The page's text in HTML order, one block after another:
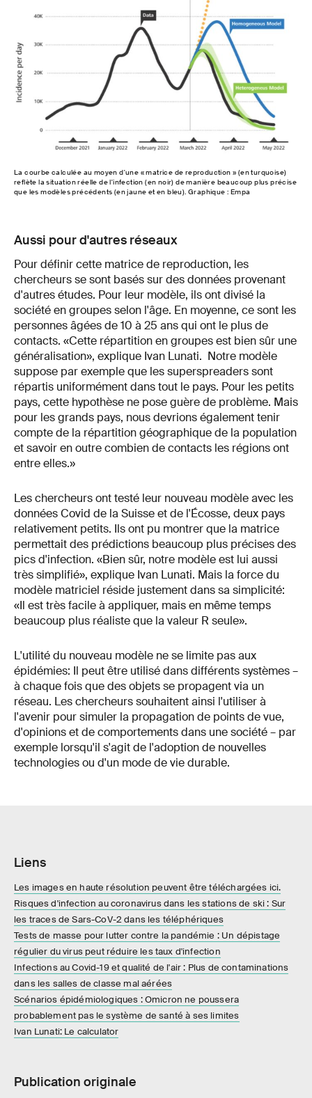
La courbe calculée au moyen d'une « matrice de reproduction » (en turquoise)
reflète la situation réelle de l'infection (en noir) de manière beaucoup plus précise
que les modèles précédents (en jaune et en bleu). Graphique : Empa
Aussi pour d'autres réseaux
Pour définir cette matrice de reproduction, les
chercheurs se sont basés sur des données provenant
d'autres études. Pour leur modèle, ils ont divisé la
société en groupes selon l'âge. En moyenne, ce sont les
personnes âgées de 10 à 25 ans qui ont le plus de
contacts. «Cette répartition en groupes est bien sûr une
généralisation», explique Ivan Lunati. Notre modèle
suppose par exemple que les superspreaders sont
répartis uniformément dans tout le pays. Pour les petits
pays, cette hypothèse ne pose guère de problème. Mais
pour les grands pays, nous devrions également tenir
compte de la répartition géographique de la population
et savoir en outre combien de contacts les régions ont
entre elles.»
Les chercheurs ont testé leur nouveau modèle avec les
données Covid de la Suisse et de l'Écosse, deux pays
relativement petits. Ils ont pu montrer que la matrice
permettait des prédictions beaucoup plus précises des
pics d'infection. «Bien sûr, notre modèle est lui aussi
très simplifié», explique Ivan Lunati. Mais la force du
modèle matriciel réside justement dans sa simplicité:
«Il est très facile à appliquer, mais en même temps
beaucoup plus réaliste que la valeur R seule».
L'utilité du nouveau modèle ne se limite pas aux
épidémies: Il peut être utilisé dans différents systèmes –
à chaque fois que des objets se propagent via un
réseau. Les chercheurs souhaitent ainsi l'utiliser à
l'avenir pour simuler la propagation de points de vue,
d'opinions et de comportements dans une société – par
exemple lorsqu'il s'agit de l'adoption de nouvelles
technologies ou d'un mode de vie durable.
Liens
Les images en haute résolution peuvent être téléchargées ici.
Risques d'infection au coronavirus dans les stations de ski : Sur
les traces de Sars-CoV-2 dans les téléphériques
Tests de masse pour lutter contre la pandémie : Un dépistage
régulier du virus peut réduire les taux d'infection
Infections au Covid-19 et qualité de l'air : Plus de contaminations
dans les salles de classe mal aérées
Scénarios épidémiologiques : Omicron ne poussera
probablement pas le système de santé à ses limites
Ivan Lunati: Le calculator
Publication originale